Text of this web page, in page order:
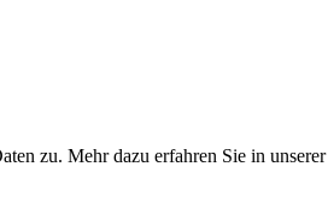
zu. Mehr dazu erfahren Sie in unserer